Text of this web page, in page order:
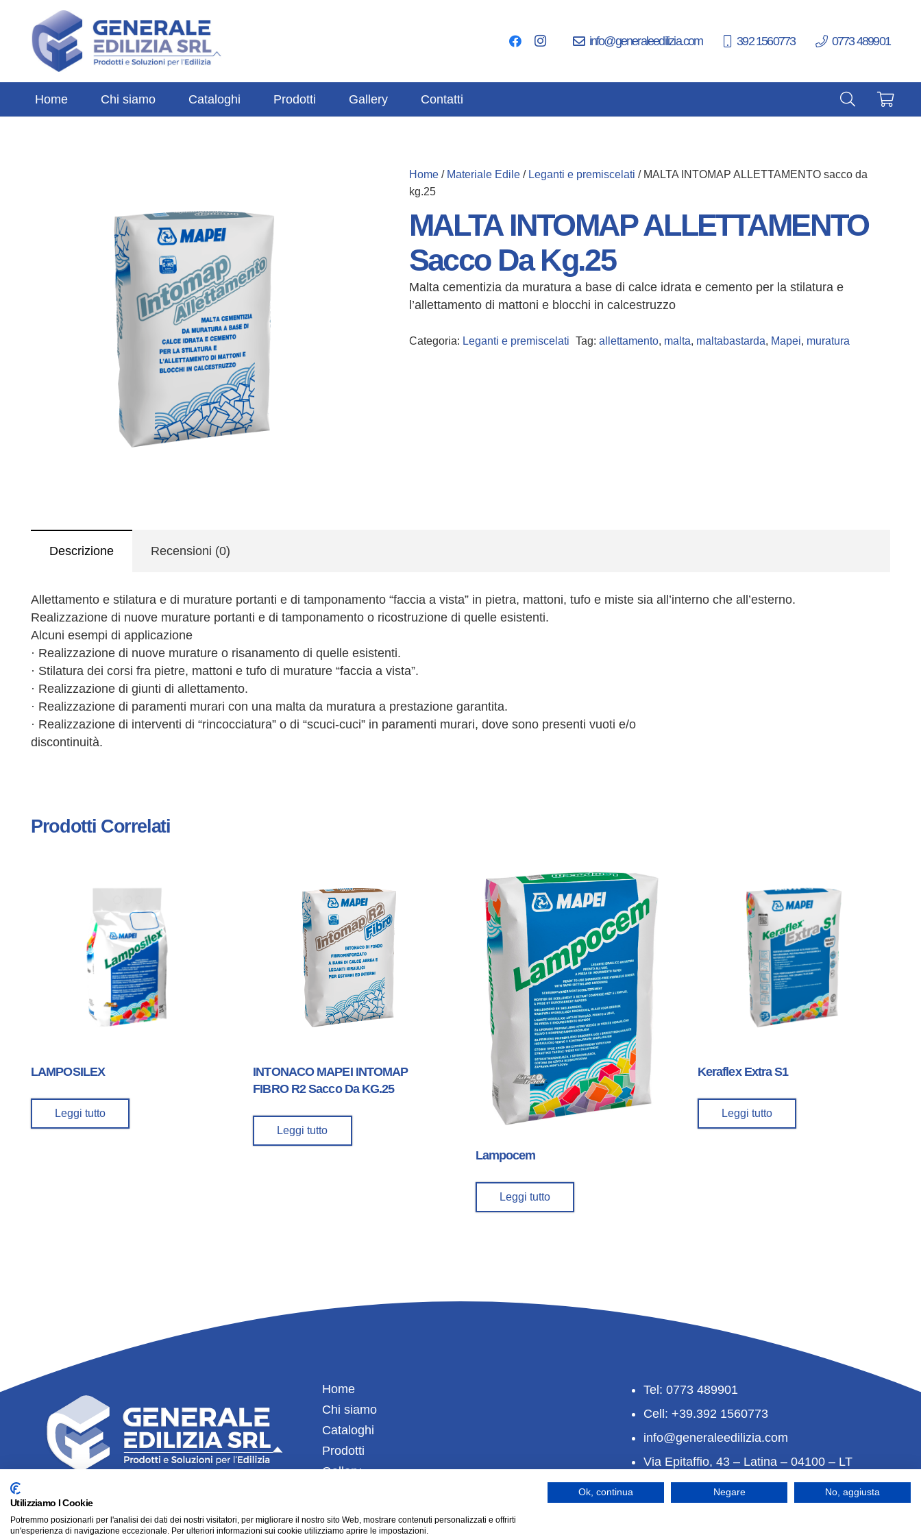
info@generaleedilizia.com 392 1560773 0773 489901
Home Chi siamo Cataloghi Prodotti Gallery Contatti
Home/ Materiale Edile/ Leganti e premiscelati / MALTA INTOMAP ALLETTAMENTO sacco da
kg.25
MALTA INTOMAP ALLETTAMENTO
Sacco Da Kg.25
Malta cementizia da muratura a base di calce idrata e cemento per la stilatura e
l’allettamento di mattoni e blocchi in calcestruzzo
Categoria: Leganti e premiscelati Tag:allettamento, malta, maltabastarda, Mapei, muratura
Descrizione Recensioni (0)
Allettamento e stilatura e di murature portanti e di tamponamento “faccia a vista” in pietra, mattoni, tufo e miste sia all’interno che all’esterno.
Realizzazione di nuove murature portanti e di tamponamento o ricostruzione di quelle esistenti.
Alcuni esempi di applicazione
· Realizzazione di nuove murature o risanamento di quelle esistenti.
· Stilatura dei corsi fra pietre, mattoni e tufo di murature “faccia a vista”.
· Realizzazione di giunti di allettamento.
· Realizzazione di paramenti murari con una malta da muratura a prestazione garantita.
· Realizzazione di interventi di “rincocciatura” o di “scuci-cuci” in paramenti murari, dove sono presenti vuoti e/o
discontinuità.
Prodotti Correlati
LAMPOSILEX
Leggi tutto
INTONACO MAPEI INTOMAP
FIBRO R2 Sacco Da KG.25
Leggi tutto
Lampocem
Leggi tutto
Keraflex Extra S1
Leggi tutto
logo-generale-edilizia-copia-b-1
P.I.02404180594
Home
Chi siamo
Cataloghi
Prodotti
Gallery
Tel: 0773 489901
Cell: +39.392 1560773
info@generaleedilizia.com
Via Epitaffio, 43 – Latina – 04100 – LT
Utilizziamo I Cookie
Potremmo posizionarli per l'analisi dei dati dei nostri visitatori, per migliorare il nostro sito Web, mostrare contenuti personalizzati e offrirti
un'esperienza di navigazione eccezionale. Per ulteriori informazioni sui cookie utilizziamo aprire le impostazioni.
Ok, continua Negare No, aggiusta